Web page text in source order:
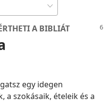
A BIBLIÁT
egy idegen
a szokásaik, ételeik és a